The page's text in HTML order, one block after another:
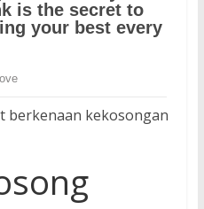
berkenaan kekosongan